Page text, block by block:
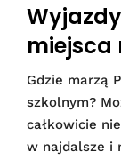
miejsca
Gdzie marzą
szkolnym?
całkowicie
w najdalsze i